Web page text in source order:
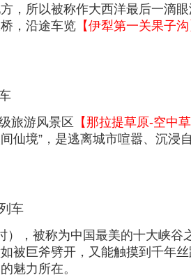
，所以被称作大西洋最后一滴
，沿途车览 【伊犁第一关果子沟
旅游风景区
【那拉提草原-空中
仙境”，是逃离城市喧嚣、沉
车
），被称为中国最美的十大峡
巨斧劈开，又能触摸到千年
魅力所在。